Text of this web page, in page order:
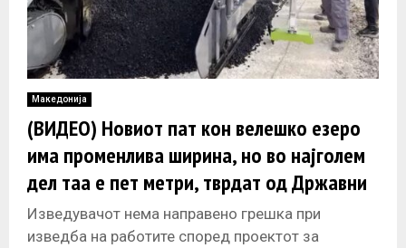
Y
M
E
N
U
Македонија
(ВИДЕО) Новиот пат кон велешко езеро
има променлива ширина, но во најголем
дел таа е пет метри, тврдат од Државни
патишта
Изведувачот нема направено грешка при
изведба на работите според проектот за